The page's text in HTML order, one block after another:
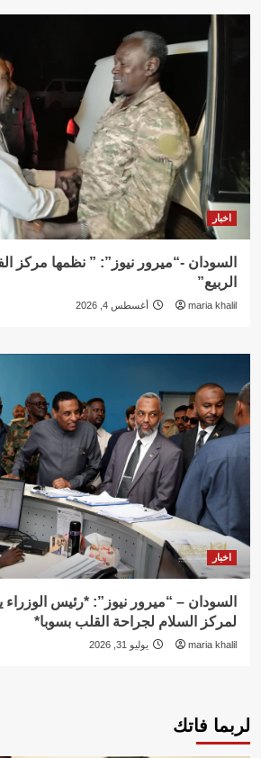
اخبار
السودان -“ميرور نيوز”: ” نظمها مركز
الربيع”
maria khalil أغسطس 4, 2026
اخبار
السودان – “ميرور نيوز”: *رئيس الوزراء
لمركز السلام لجراحة القلب بسوبا*
maria khalil يوليو 31, 2026
لربما فاتك